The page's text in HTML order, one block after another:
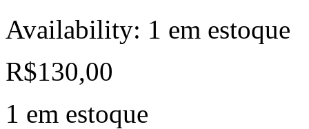
Availability: 1 em estoque
R$130,00
1 em estoque